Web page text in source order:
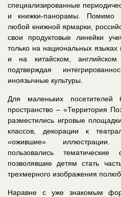
специализированные
и книжки-панорамы. Помимо
любой книжной ярмарки,
свои продуктовые линейки
только на национальных
и на китайском,
подтверждая
иноязычные культуры.
Для маленьких посетителей
пространство – «Территория
разместились игровые
классов, декорации к
«ожившие» иллюстрации.
пользовались
позволявшие детям стать
трехмерного изображения
Наравне с уже знакомым